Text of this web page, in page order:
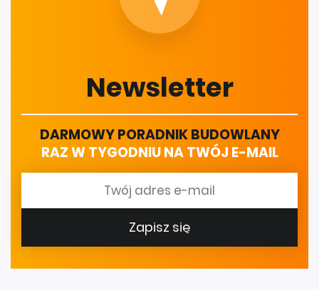
Newsletter
DARMOWY PORADNIK BUDOWLANY
RAZ W TYGODNIU NA TWÓJ E-MAIL
Zapisz się